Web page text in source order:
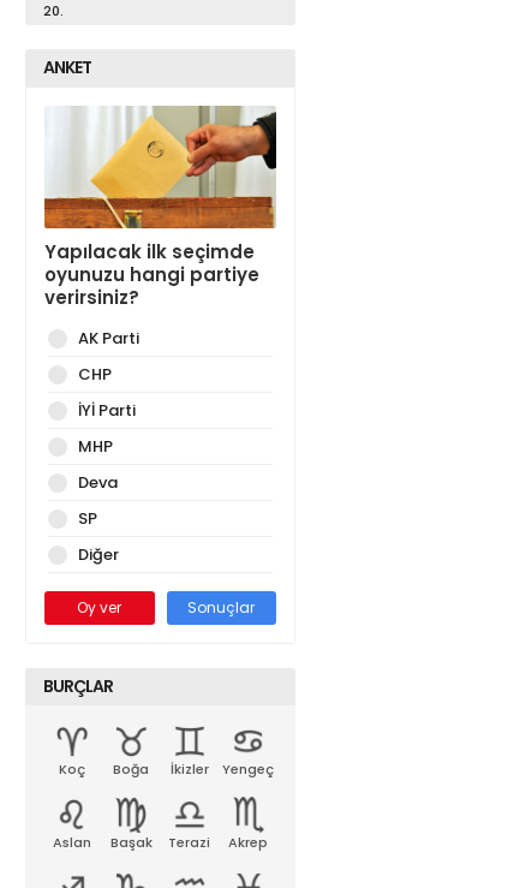
20.
ANKET
Yapılacak ilk seçimde
oyunuzu hangi partiye
verirsiniz?
AK Parti
CHP
İYİ Parti
MHP
Deva
SP
Diğer
Oy ver Sonuçlar
BURÇLAR
Koç Boğa İkizler Yengeç
Aslan Başak Terazi Akrep